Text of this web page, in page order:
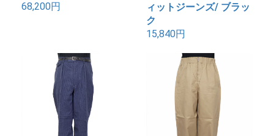
68,200円
ィットジーンズ/ ブラッ
ク
15,840円